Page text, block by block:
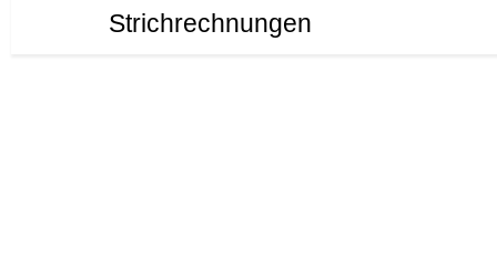
Strichrechnungen